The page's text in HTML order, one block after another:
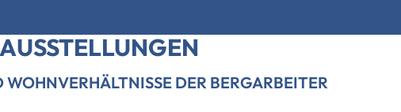
DER BERGARBEITER